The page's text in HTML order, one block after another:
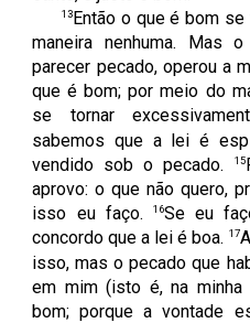
13 Então o que é bom
maneira nenhuma. Mas
parecer pecado, operou a
que é bom; por meio do
se tornar
sabemos que a lei é
vendido sob o pecado.
15
aprovo: o que não quero,
isso eu faço.
16Se eu
concordo que a lei é boa. 17
isso, mas o pecado que
em mim (isto é, na minha
bom; porque a vontade